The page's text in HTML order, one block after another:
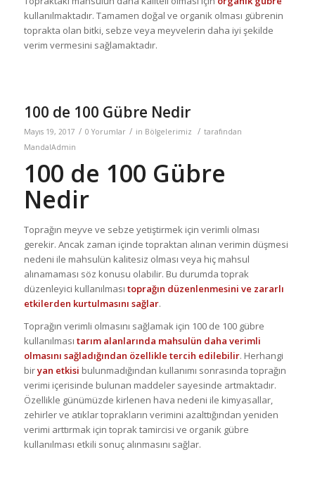
kullanılmaktadır. Tamamen doğal ve organik olması gübrenin
toprakta olan bitki, sebze veya meyvelerin daha iyi şekilde
verim vermesini sağlamaktadır.
100 de 100 Gübre Nedir
Mayıs 19, 2017 / 0 Yorumlar / in Bölgelerimiz / tarafından
MandalAdmin
100 de 100 Gübre
Nedir
Toprağın meyve ve sebze yetiştirmek için verimli olması
gerekir. Ancak zaman içinde topraktan alınan verimin düşmesi
nedeni ile mahsulün kalitesiz olması veya hiç mahsul
alınamaması söz konusu olabilir. Bu durumda toprak
düzenleyici kullanılması toprağın düzenlenmesini ve zararlı
etkilerden kurtulmasını sağlar.
Toprağın verimli olmasını sağlamak için 100 de 100 gübre
kullanılması tarım alanlarında mahsulün daha verimli
olmasını sağladığından özellikle tercih edilebilir. Herhangi
biryan etkisi bulunmadığından kullanımı sonrasında toprağın
verimi içerisinde bulunan maddeler sayesinde artmaktadır.
Özellikle günümüzde kirlenen hava nedeni ile kimyasallar,
zehirler ve atıklar toprakların verimini azalttığından yeniden
verimi arttırmak için toprak tamircisi ve organik gübre
kullanılması etkili sonuç alınmasını sağlar.